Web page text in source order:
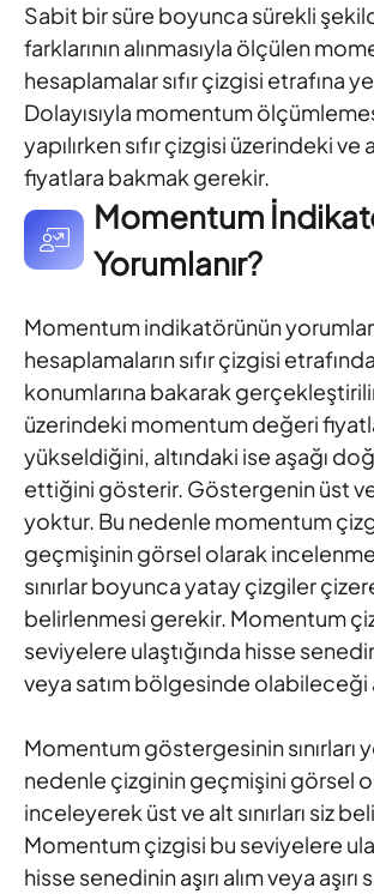
Sabit bir süre boyunca sürekli
farklarının alınmasıyla ölçülen
hesaplamalar sıfır çizgisi etrafına
Dolayısıyla momentum
yapılırken sıfır çizgisi üzerindeki ve
fiyatlara bakmak gerekir.
Momentum
Yorumlanır?
Momentum indikatörünün
hesaplamaların sıfır çizgisi
konumlarına bakarak
üzerindeki momentum değeri
yükseldiğini, altındaki ise aşağı
ettiğini gösterir. Göstergenin üst ve
yoktur. Bu nedenle momentum
geçmişinin görsel olarak
sınırlar boyunca yatay çizgiler
belirlenmesi gerekir. Momentum
seviyelere ulaştığında hisse
veya satım bölgesinde olabileceği
Momentum göstergesinin sınırları
nedenle çizginin geçmişini görsel
inceleyerek üst ve alt sınırları siz
Momentum çizgisi bu seviyelere
hisse senedinin aşırı alım veya aşırı